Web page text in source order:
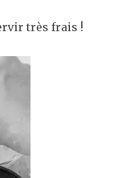
très frais !